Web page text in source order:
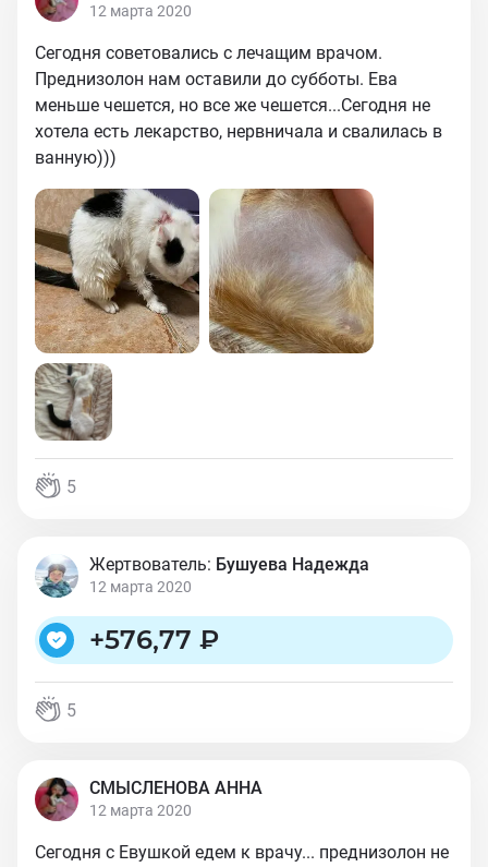
12 марта 2020
Сегодня советовались с лечащим врачом.
Преднизолон нам оставили до субботы. Ева
меньше чешется, но все же чешется...Сегодня не
хотела есть лекарство, нервничала и свалилась в
ванную)))
5
Жертвователь: Бушуева Надежда
12 марта 2020
+576,77 ₽
5
СМЫСЛЕНОВА АННА
12 марта 2020
Сегодня с Евушкой едем к врачу... преднизолон не